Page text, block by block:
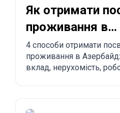
Як отримати
проживання в
Азербайджані?
легалізуватися
4 способи отримати
проживання в
вклад, нерухомість,